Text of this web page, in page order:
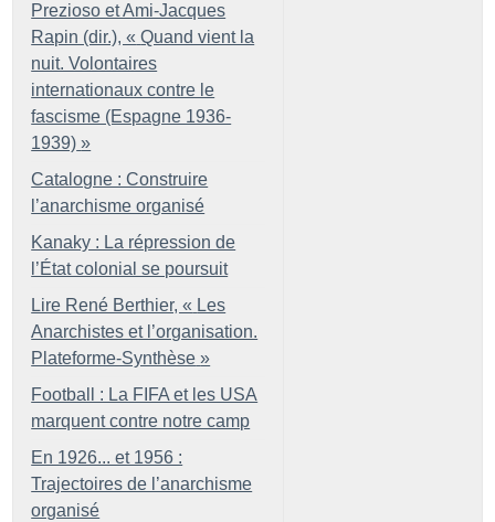
Prezioso et Ami-Jacques
Rapin (dir.), « Quand vient la
nuit. Volontaires
internationaux contre le
fascisme (Espagne 1936-
1939) »
Catalogne : Construire
l’anarchisme organisé
Kanaky : La répression de
l’État colonial se poursuit
Lire René Berthier, « Les
Anarchistes et l’organisation.
Plateforme-Synthèse »
Football : La FIFA et les USA
marquent contre notre camp
En 1926... et 1956 :
Trajectoires de l’anarchisme
organisé